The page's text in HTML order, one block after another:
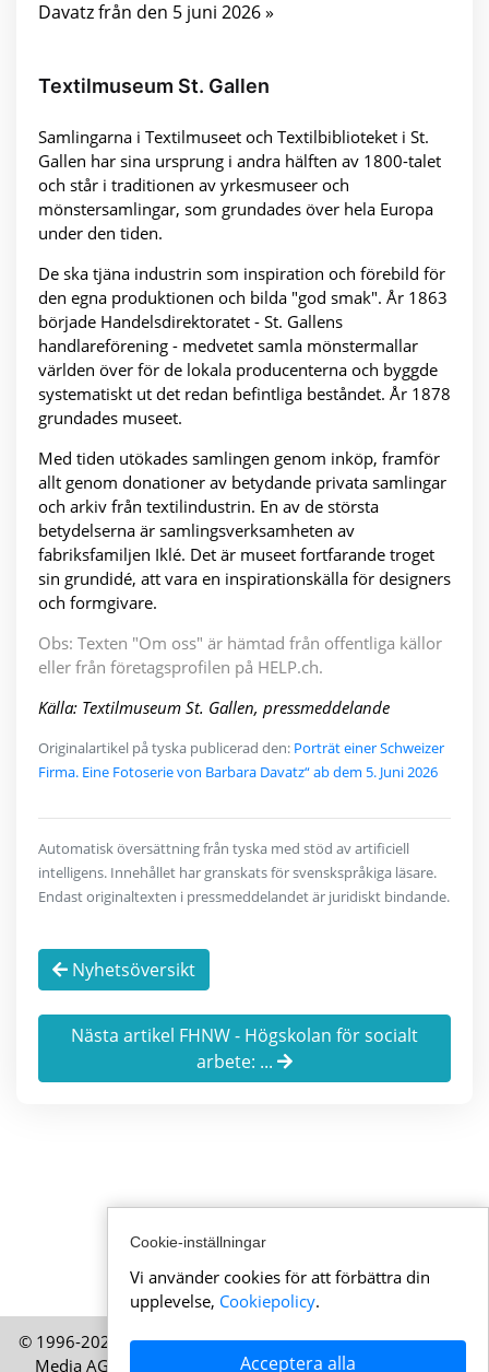
Davatz från den 5 juni 2026 »
Textilmuseum St. Gallen
Samlingarna i Textilmuseet och Textilbiblioteket i St.
Gallen har sina ursprung i andra hälften av 1800-talet
och står i traditionen av yrkesmuseer och
mönstersamlingar, som grundades över hela Europa
under den tiden.
De ska tjäna industrin som inspiration och förebild för
den egna produktionen och bilda "god smak". År 1863
började Handelsdirektoratet - St. Gallens
handlareförening - medvetet samla mönstermallar
världen över för de lokala producenterna och byggde
systematiskt ut det redan befintliga beståndet. År 1878
grundades museet.
Med tiden utökades samlingen genom inköp, framför
allt genom donationer av betydande privata samlingar
och arkiv från textilindustrin. En av de största
betydelserna är samlingsverksamheten av
fabriksfamiljen Iklé. Det är museet fortfarande troget
sin grundidé, att vara en inspirationskälla för designers
och formgivare.
Obs: Texten "Om oss" är hämtad från offentliga källor
eller från företagsprofilen på HELP.ch.
Källa: Textilmuseum St. Gallen, pressmeddelande
Originalartikel på tyska publicerad den: Porträt einer Schweizer
Firma. Eine Fotoserie von Barbara Davatz“ ab dem 5. Juni 2026
Automatisk översättning från tyska med stöd av artificiell
intelligens. Innehållet har granskats för svenskspråkiga läsare.
Endast originaltexten i pressmeddelandet är juridiskt bindande.
Nyhetsöversikt
Nästa artikel FHNW - Högskolan för socialt
arbete: ...
© 1996-2026 AktuellaSchweiz.se – En publikation från HELP
Media AG, Zürich, Schweiz – Alla rättigheter förbehållna
Cookie-inställningar
Vi använder cookies för att förbättra din
upplevelse, Cookiepolicy.
Acceptera alla